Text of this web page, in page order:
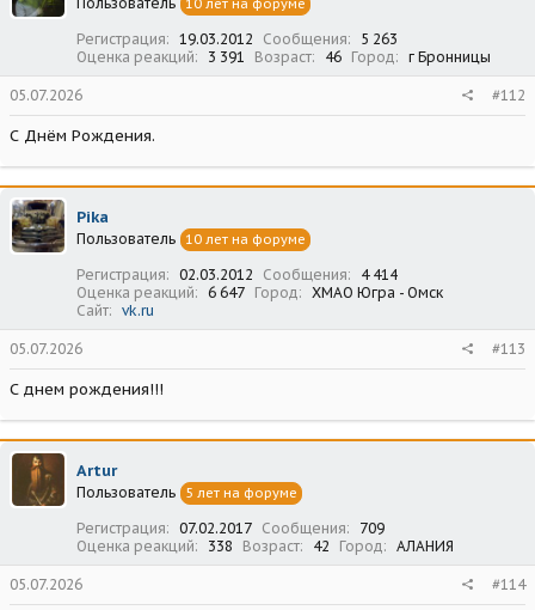
10 лет на форуме
Регистрация 19.03.2012 Сообщения
5 263
Оценка реакций
3 391 Возраст 46 Город г Бронницы
05.07.2026 #112
С Днём Рождения.
Pika
Пользователь 10 лет на форуме
Регистрация 02.03.2012 Сообщения
4 414
Оценка реакций
6 647 Город
ХМАО Югра - Омск
Сайт
vk.ru
05.07.2026 #113
С днем рождения!!!
Artur
Пользователь 5 лет на форуме
Регистрация 07.02.2017 Сообщения
709
Оценка реакций
338 Возраст 42 Город АЛАНИЯ
05.07.2026 #114